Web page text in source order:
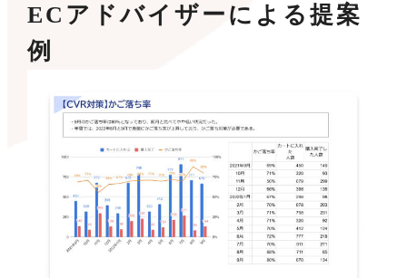
ECアドバイザーによる提案
例